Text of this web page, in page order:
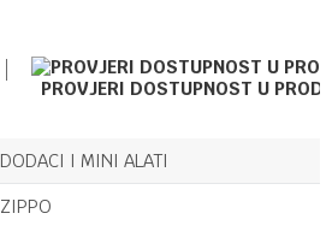
PROVJERI DOSTUPNOST U
DODACI I MINI ALATI
ZIPPO